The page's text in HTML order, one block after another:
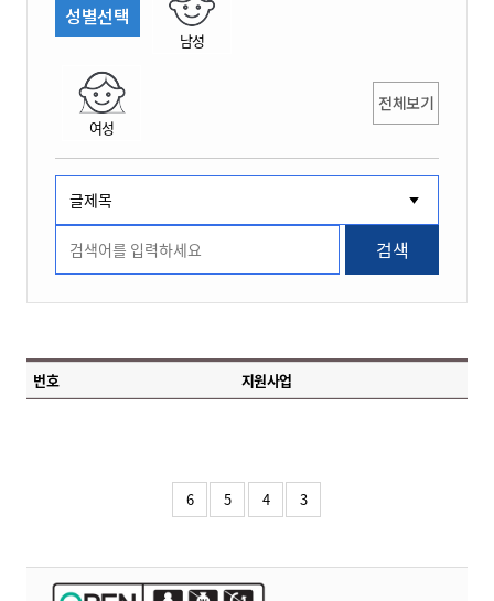
성별선택
남성
여성
전체보기
검색
번호 지원사업
6 5 4 3